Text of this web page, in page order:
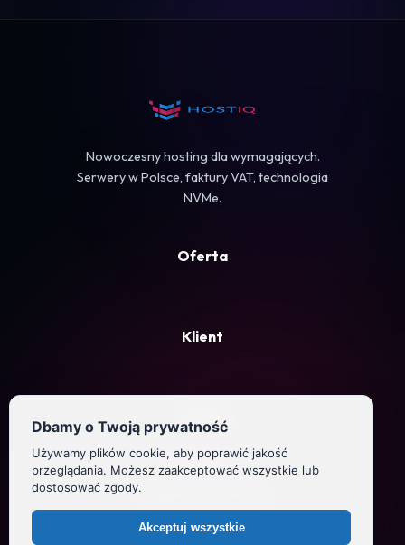
Nowoczesny hosting dla wymagających.
Serwery w Polsce, faktury VAT, technologia
NVMe.
Oferta
Klient
Firma
Regulamin
Polityka prywatności
Dbamy o Twoją prywatność
Używamy plików cookie, aby poprawić jakość
przeglądania. Możesz zaakceptować wszystkie lub
dostosować zgody.
Akceptuj wszystkie